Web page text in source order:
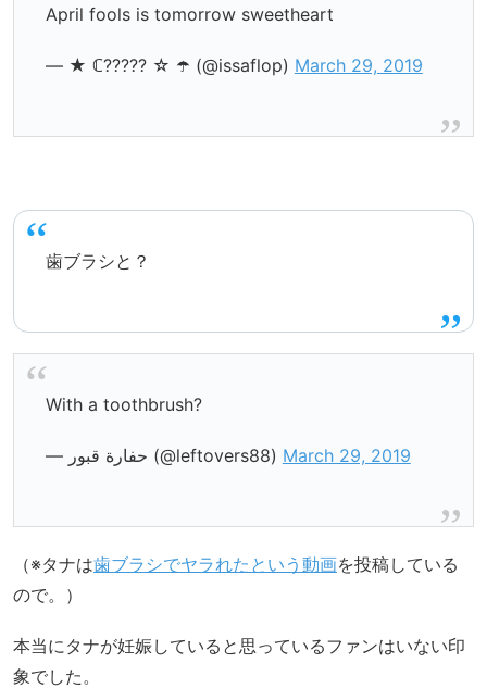
April fools is tomorrow sweetheart
— ★ ℂ????? ☆ ☂️ (@issaflop) March 29, 2019
歯ブラシと？
With a toothbrush?
— حفارة قبور (@leftovers88) March 29, 2019
（※タナは歯ブラシでヤラれたという動画を投稿している
ので。）
本当にタナが妊娠していると思っているファンはいない印
象でした。